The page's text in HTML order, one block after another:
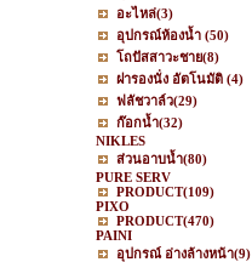
อะไหล่(3)
อุปกรณ์ห้องน้ำ (50)
โถปัสสาวะชาย(8)
ฝารองนั่ง อัตโนมัติ (4)
ฟลัชวาล์ว(29)
ก๊อกน้ำ(32)
NIKLES
ส่วนอาบน้ำ(80)
PURE SERV
PRODUCT(109)
PIXO
PRODUCT(470)
PAINI
อุปกรณ์ อ่างล้างหน้า(9)